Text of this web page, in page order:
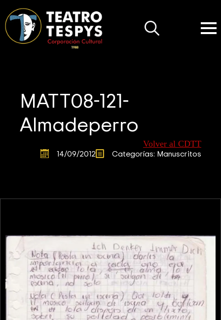
MATT08-121-
Almadeperro
Volver al CDTT
14/09/2012 Categorías: Manuscritos